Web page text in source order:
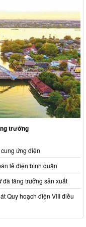
trưởng
ứng điện
lẻ điện bình quân
tăng trưởng sản xuất
Quy hoạch điện VIII điều